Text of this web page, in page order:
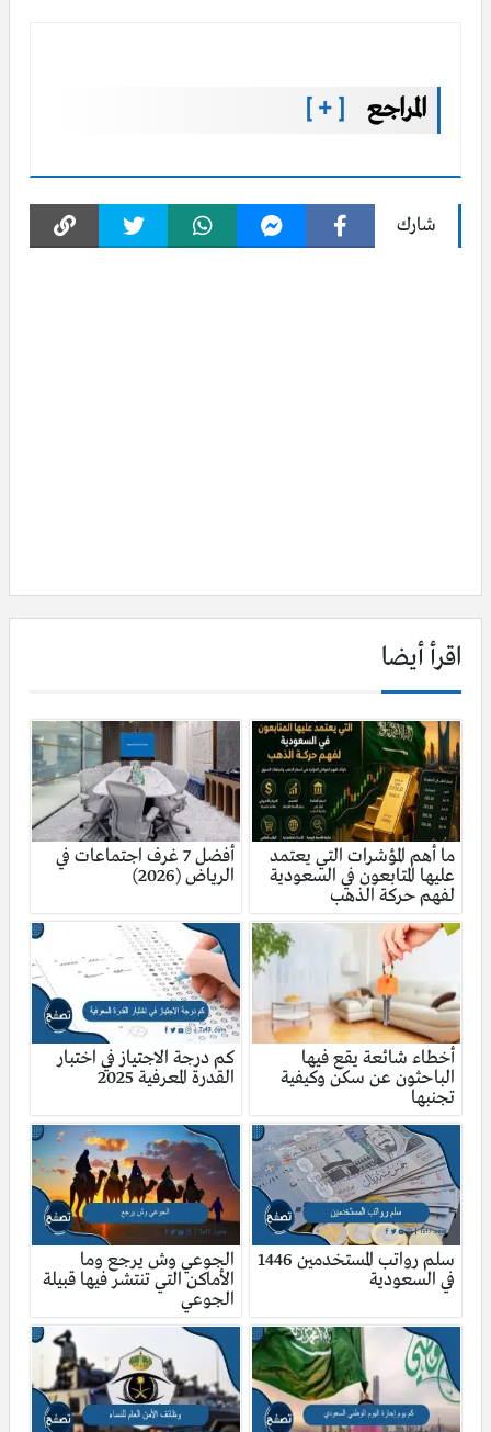
المراجع [ + ]
شارك
اقرأ أيضا
ما أهم المؤشرات التي يعتمد
عليها المتابعون في السعودية
لفهم حركة الذهب
أفضل 7 غرف اجتماعات في
الرياض (2026)
أخطاء شائعة يقع فيها
الباحثون عن سكن وكيفية
تجنبها
كم درجة الاجتياز في اختبار
القدرة المعرفية 2025
سلم رواتب المستخدمين 1446
في السعودية
الجوعي وش يرجع وما
الأماكن التي تنتشر فيها قبيلة
الجوعي